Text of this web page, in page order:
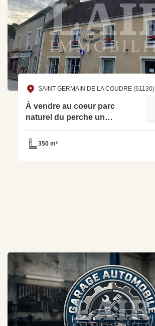
SAINT GERMAIN DE LA COUDRE (61130)
À vendre au coeur parc
naturel du perche un
restaurant traditionnel- Réf
15568350 m²